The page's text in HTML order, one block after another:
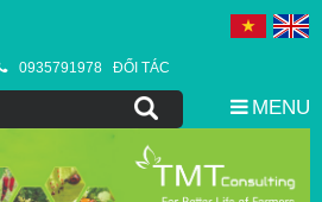
0935791978 ĐỐI TÁC
MENU